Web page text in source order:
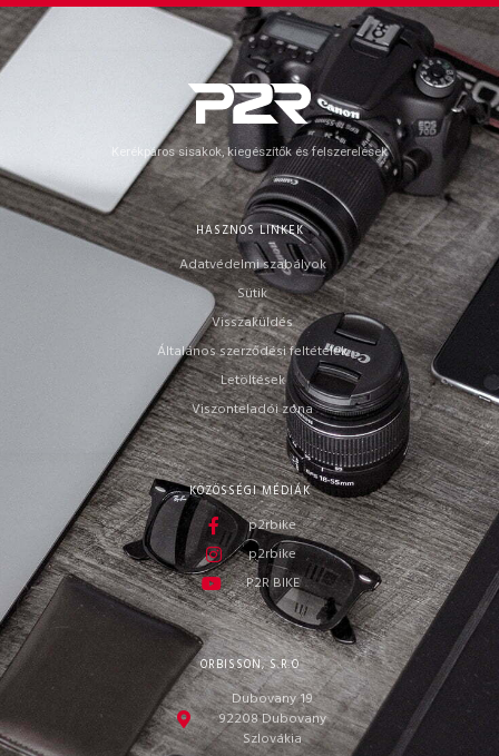
ORBISSON, S.R.O
Dubovany 19
92208 Dubovany
Szlovákia
KÖZÖSSÉGI MÉDIÁK
p2rbike
p2rbike
P2R BIKE
HASZNOS LINKEK
Adatvédelmi szabályok
Sütik
Visszaküldés
Általános szerződési feltételek
Letöltések
Viszonteladói zóna
Kerékpáros sisakok, kiegészítők és felszerelések